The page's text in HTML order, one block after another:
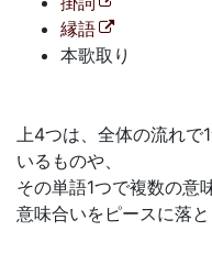
縁語
本歌取り
上4つは、全体の流れで
いるものや、
その単語1つで複数の意
意味合いをピースに落